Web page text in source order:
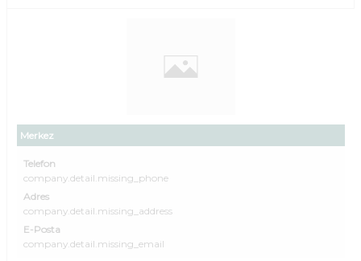
Merkez
Telefon
company.detail.missing_phone
Adres
company.detail.missing_address
E-Posta
company.detail.missing_email